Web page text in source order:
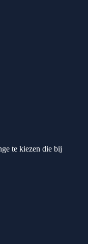
te kiezen die bij